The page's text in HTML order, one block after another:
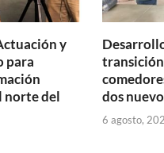
y
para
norte del
transición
dos
6 agosto,